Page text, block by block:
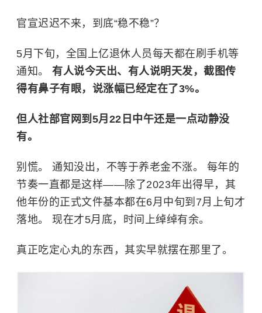
官宣迟迟不来，到底“稳不稳”？
5月下旬，全国上亿退休人员每天都在刷手机等
通知。 有人说今天出、有人说明天发，截图传
得有鼻子有眼，说涨幅已经定在了3%。
但人社部官网到5月22日中午还是一点动静没
有。
别慌。 通知没出，不等于养老金不涨。 每年的
节奏一直都是这样——除了2023年出得早，其
他年份的正式文件基本都在6月中旬到7月上旬才
落地。 现在才5月底，时间上绰绰有余。
真正吃定心丸的东西，其实早就摆在那里了。